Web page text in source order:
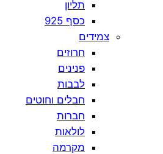
תליון
כסף 925
צמידים
חרוזים
פנינים
לבבות
חבלים וחוטים
חברות
לולאות
מקרמה